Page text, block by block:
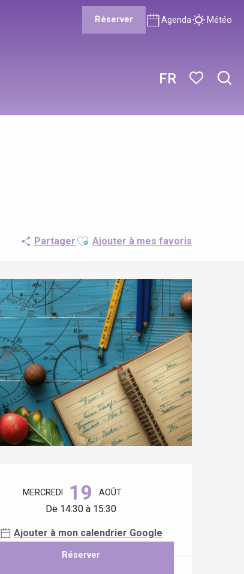
FR
Réserver Agenda Météo
Partager Ajouter aux favoris
Ajouter à mes favoris
MERCREDI 19 AOÛT
De 14:30 à 15:30
Ajouter à mon calendrier Google
Réserver